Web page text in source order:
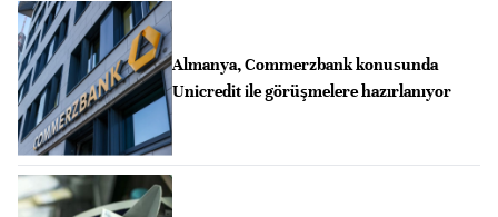
Almanya, Commerzbank konusunda
Unicredit ile görüşmelere hazırlanıyor